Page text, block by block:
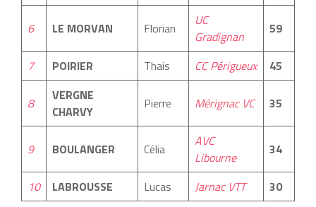
6 LE MORVAN Florian
UC
Gradignan
59
7 POIRIER Thais CC Périgueux 45
8
VERGNE
CHARVY
Pierre Mérignac VC 35
9 BOULANGER Célia
AVC
Libourne
34
10 LABROUSSE Lucas Jarnac VTT 30